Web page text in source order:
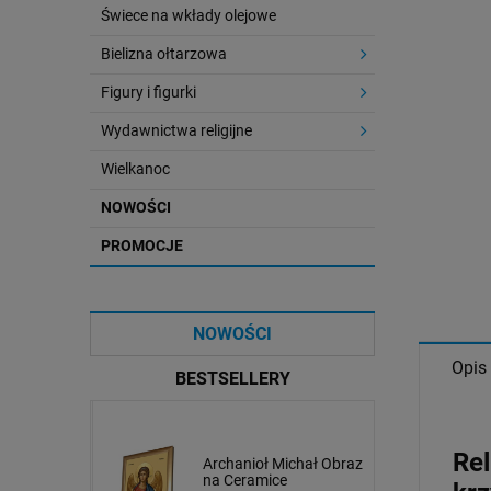
Świece na wkłady olejowe
Bielizna ołtarzowa
Figury i figurki
Wydawnictwa religijne
Wielkanoc
NOWOŚCI
PROMOCJE
NOWOŚCI
BESTSELLERY
Archanioł Michał Obraz
na Ceramice
Ikona Świętej Rodziny
Opis